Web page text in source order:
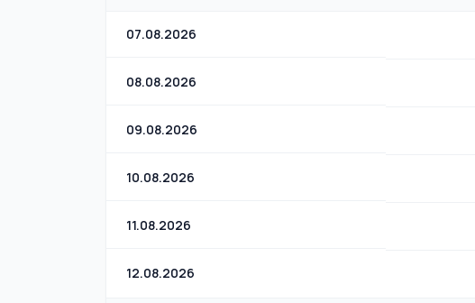
07.08.2026
08.08.2026
09.08.2026
10.08.2026
11.08.2026
12.08.2026